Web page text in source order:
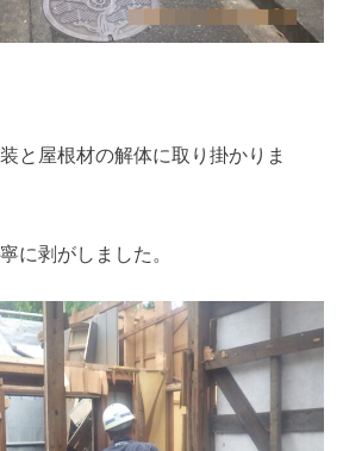
と屋根材の解体に取り掛かりま
に剥がしました。